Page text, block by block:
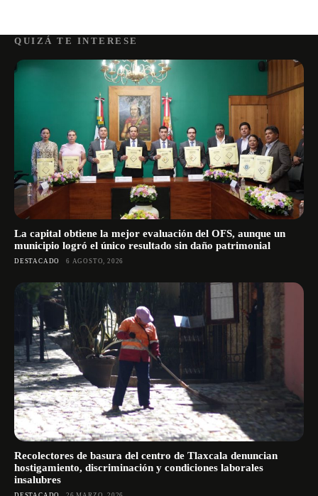
QUIZÁ TE INTERESE
La capital obtiene la mejor evaluación del OFS, aunque un
municipio logró el único resultado sin daño patrimonial
DESTACADO 6 AGOSTO, 2026
Recolectores de basura del centro de Tlaxcala denuncian
hostigamiento, discriminación y condiciones laborales
insalubres